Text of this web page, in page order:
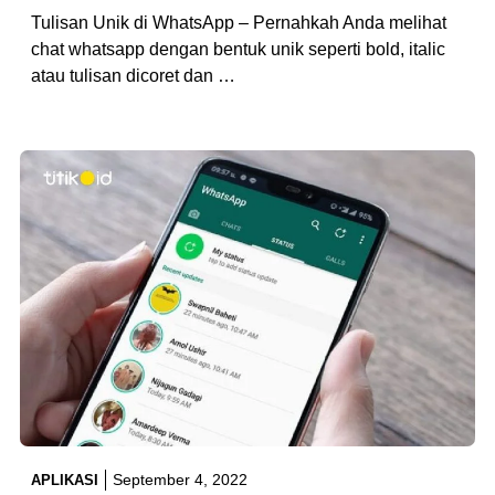
Tulisan Unik di WhatsApp – Pernahkah Anda melihat
chat whatsapp dengan bentuk unik seperti bold, italic
atau tulisan dicoret dan …
APLIKASI September 4, 2022